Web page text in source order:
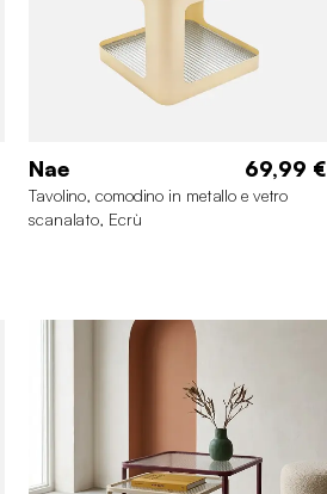
Nae 69,99 €
Tavolino, comodino in metallo e vetro
scanalato, Ecrù